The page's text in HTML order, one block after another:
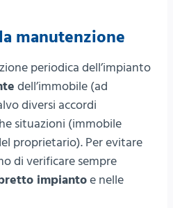
manutenzione
periodica dell’impianto
dell’immobile (ad
diversi accordi
situazioni (immobile
proprietario). Per evitare
di verificare sempre
impiantoe nelle